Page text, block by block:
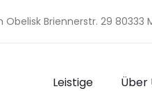
Briennerstr. 29 80333
Leistige Über